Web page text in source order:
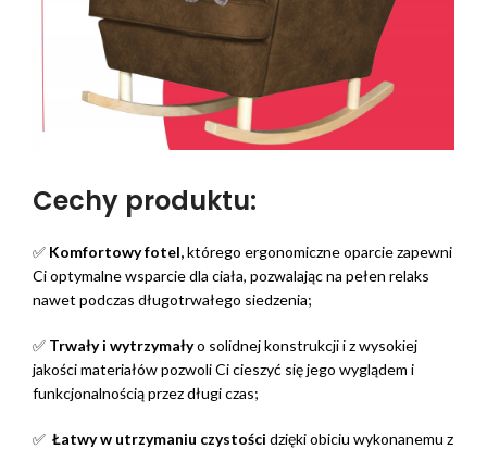
Cechy produktu:
✅ Komfortowy fotel,którego ergonomiczne oparcie zapewni
Ci optymalne wsparcie dla ciała, pozwalając na pełen relaks
nawet podczas długotrwałego siedzenia;
✅ Trwały i wytrzymałyo solidnej konstrukcji i z wysokiej
jakości materiałów pozwoli Ci cieszyć się jego wyglądem i
funkcjonalnością przez długi czas;
✅ Łatwy w utrzymaniu czystości dzięki obiciu wykonanemu z